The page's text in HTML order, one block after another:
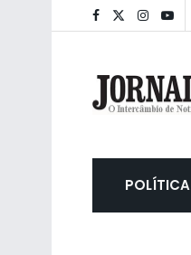
POLÍTICA